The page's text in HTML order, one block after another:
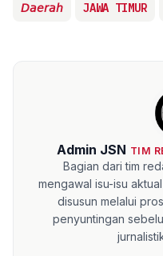
𝘋𝘢𝘦𝘳𝘢𝘩 JAWA TIMUR
Admin JSN TIM
Bagian dari tim
mengawal isu-isu
disusun melalui
penyuntingan